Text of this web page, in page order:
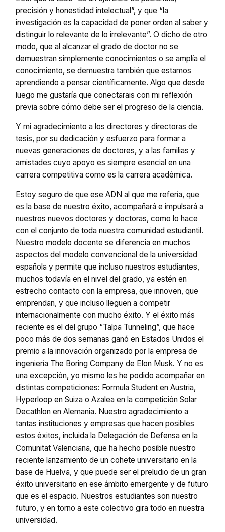
precisión y honestidad intelectual”, y que “la
investigación es la capacidad de poner orden al saber y
distinguir lo relevante de lo irrelevante”. O dicho de otro
modo, que al alcanzar el grado de doctor no se
demuestran simplemente conocimientos o se amplía el
conocimiento, se demuestra también que estamos
aprendiendo a pensar científicamente. Algo que desde
luego me gustaría que conectarais con mi reflexión
previa sobre cómo debe ser el progreso de la ciencia.
Y mi agradecimiento a los directores y directoras de
tesis, por su dedicación y esfuerzo para formar a
nuevas generaciones de doctores, y a las familias y
amistades cuyo apoyo es siempre esencial en una
carrera competitiva como es la carrera académica.
Estoy seguro de que ese ADN al que me refería, que
es la base de nuestro éxito, acompañará e impulsará a
nuestros nuevos doctores y doctoras, como lo hace
con el conjunto de toda nuestra comunidad estudiantil.
Nuestro modelo docente se diferencia en muchos
aspectos del modelo convencional de la universidad
española y permite que incluso nuestros estudiantes,
muchos todavía en el nivel del grado, ya estén en
estrecho contacto con la empresa, que innoven, que
emprendan, y que incluso lleguen a competir
internacionalmente con mucho éxito. Y el éxito más
reciente es el del grupo “Talpa Tunneling”, que hace
poco más de dos semanas ganó en Estados Unidos el
premio a la innovación organizado por la empresa de
ingeniería The Boring Company de Elon Musk. Y no es
una excepción, yo mismo les he podido acompañar en
distintas competiciones: Formula Student en Austria,
Hyperloop en Suiza o Azalea en la competición Solar
Decathlon en Alemania. Nuestro agradecimiento a
tantas instituciones y empresas que hacen posibles
estos éxitos, incluida la Delegación de Defensa en la
Comunitat Valenciana, que ha hecho posible nuestro
reciente lanzamiento de un cohete universitario en la
base de Huelva, y que puede ser el preludio de un gran
éxito universitario en ese ámbito emergente y de futuro
que es el espacio. Nuestros estudiantes son nuestro
futuro, y en torno a este colectivo gira todo en nuestra
universidad.